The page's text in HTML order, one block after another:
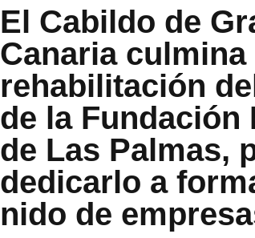
El Cabildo de
Canaria culmina
rehabilitación
de la Fundación
de Las Palmas,
dedicarlo a
nido de